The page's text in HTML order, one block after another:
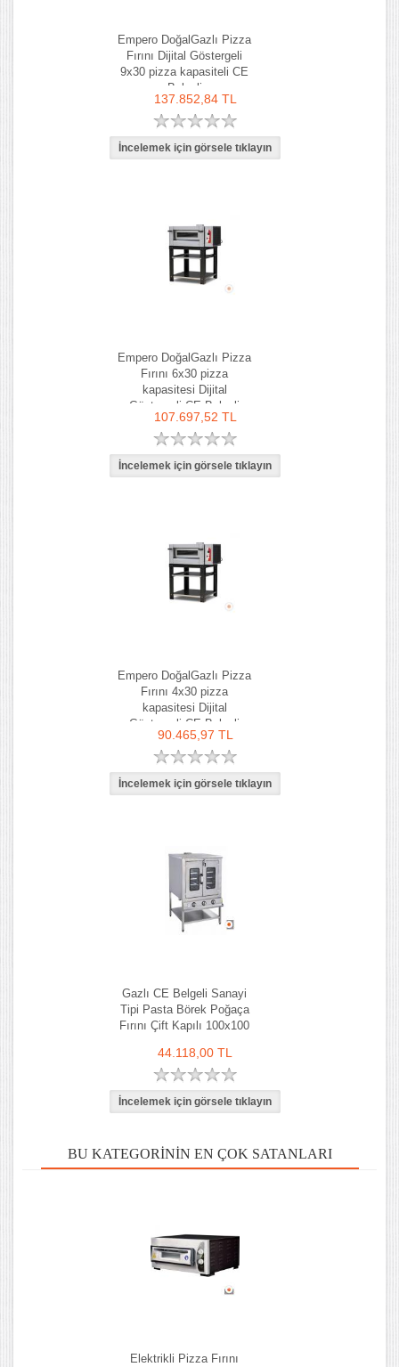
Empero DoğalGazlı Pizza
Fırını Dijital Göstergeli
9x30 pizza kapasiteli CE
Belgeli
137.852,84 TL
Empero DoğalGazlı Pizza
Fırını 6x30 pizza
kapasitesi Dijital
Göstergeli CE Belgeli
107.697,52 TL
Empero DoğalGazlı Pizza
Fırını 4x30 pizza
kapasitesi Dijital
Göstergeli CE Belgeli
90.465,97 TL
Gazlı CE Belgeli Sanayi
Tipi Pasta Börek Poğaça
Fırını Çift Kapılı 100x100
44.118,00 TL
BU KATEGORININ EN ÇOK SATANLARI
Elektrikli Pizza Fırını